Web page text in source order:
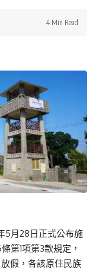
4 Min Read
5月28日正式公布施
第1項第3款規定，
假，各該原住民族